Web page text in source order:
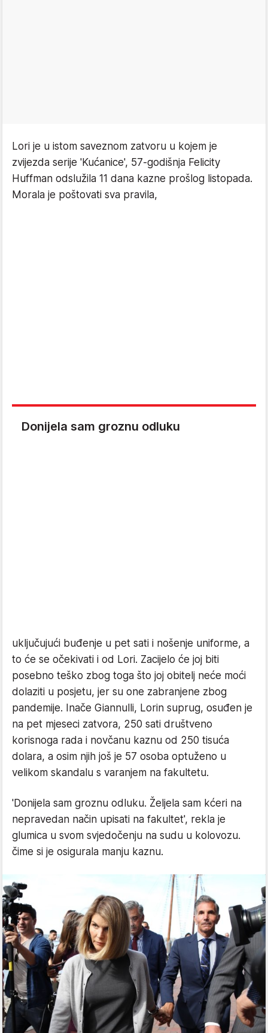
Lori je u istom saveznom zatvoru u kojem je
zvijezda serije 'Kućanice', 57-godišnja Felicity
Huffman odslužila 11 dana kazne prošlog listopada.
Morala je poštovati sva pravila,
Donijela sam groznu odluku
uključujući buđenje u pet sati i nošenje uniforme, a
to će se očekivati i od Lori. Zacijelo će joj biti
posebno teško zbog toga što joj obitelj neće moći
dolaziti u posjetu, jer su one zabranjene zbog
pandemije. Inače Giannulli, Lorin suprug, osuđen je
na pet mjeseci zatvora, 250 sati društveno
korisnoga rada i novčanu kaznu od 250 tisuća
dolara, a osim njih još je 57 osoba optuženo u
velikom skandalu s varanjem na fakultetu.
'Donijela sam groznu odluku. Željela sam kćeri na
nepravedan način upisati na fakultet', rekla je
glumica u svom svjedočenju na sudu u kolovozu.
čime si je osigurala manju kaznu.